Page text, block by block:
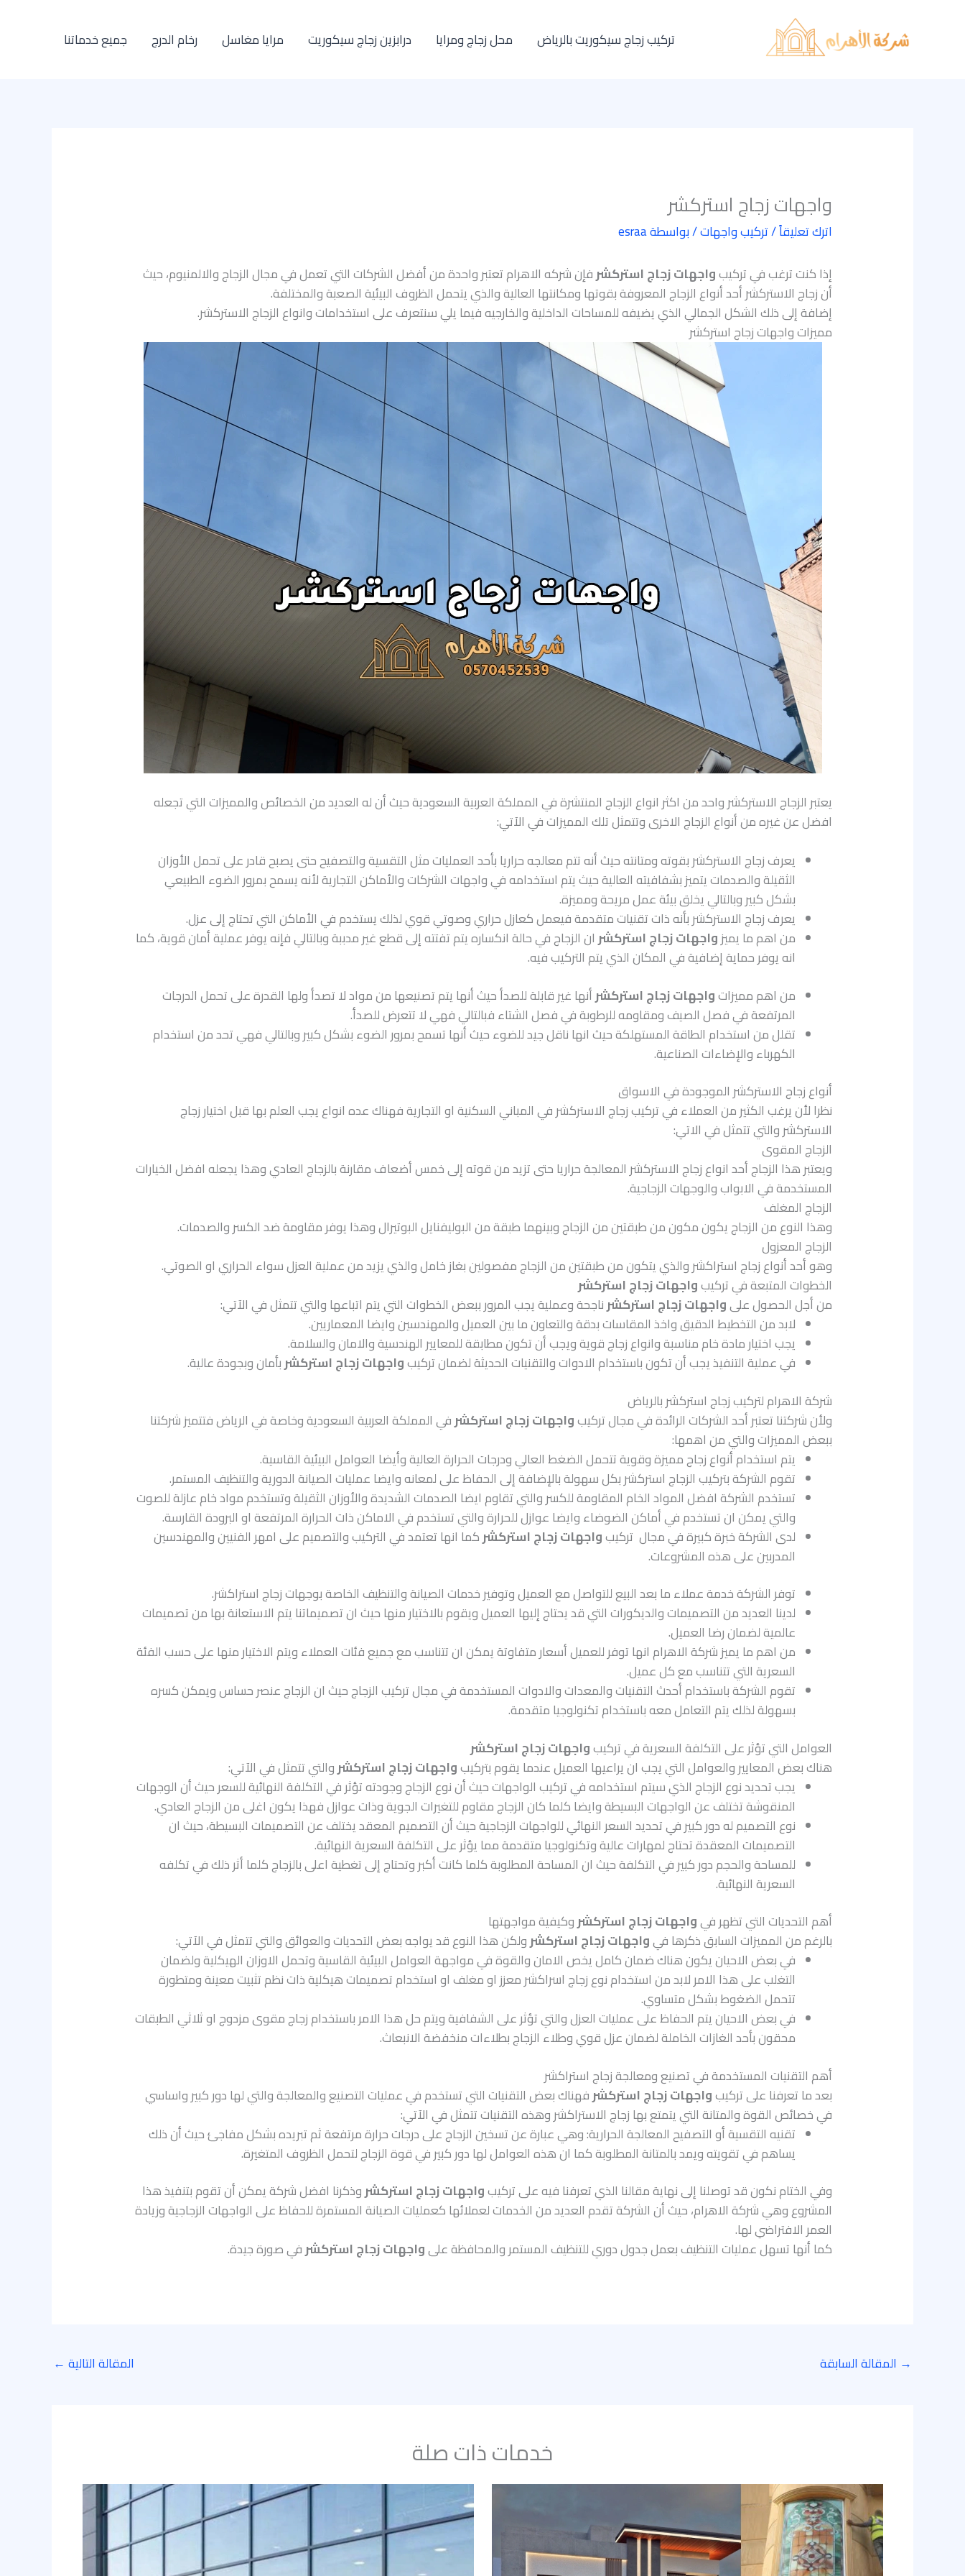
تركيب زجاج سيكوريت بالرياض محل زجاج ومرايا درابزين زجاج سيكوريت مرايا مغاسل رخام الدرج جميع خدماتنا
واجهات زجاج استركشر
اترك تعليقاً/تركيب واجهات/ بواسطةesraa
إذا كنت ترغب في تركيبواجهات زجاج استركشرفإن شركه الاهرام تعتبر واحدة من أفضل الشركات التي تعمل في مجال الزجاج والالمنيوم، حيث
أن زجاج الاستركشر أحد أنواع الزجاج المعروفة بقوتها ومكانتها العالية والذي يتحمل الظروف البيئية الصعبة والمختلفة.
إضافة إلى ذلك الشكل الجمالي الذي يضيفه للمساحات الداخلية والخارجيه فيما يلي سنتعرف على استخدامات وانواع الزجاج الاستركشر.
مميزات واجهات زجاج استركشر
يعتبر الزجاج الاستركشر واحد من اكثر انواع الزجاج المنتشرة في المملكة العربية السعودية حيث أن له العديد من الخصائص والمميزات التي تجعله
افضل عن غيره من أنواع الزجاج الاخرى وتتمثل تلك المميزات في الآتي:
يعرف زجاج الاستركشر بقوته ومتانته حيث أنه تتم معالجه حراريا بأحد العمليات مثل التقسية والتصفيح حتى يصبح قادر على تحمل الأوزان
الثقيلة والصدمات يتميز بشفافيته العالية حيث يتم استخدامه في واجهات الشركات والأماكن التجارية لأنه يسمح بمرور الضوء الطبيعي
بشكل كبير وبالتالي يخلق بيئة عمل مريحة ومميزة.
يعرف زجاج الاستركشر بأنه ذات تقنيات متقدمة فيعمل كعازل حراري وصوتي قوي لذلك يستخدم في الأماكن التي تحتاج إلى عزل.
من اهم ما يميزواجهات زجاج استركشران الزجاج في حالة انكساره يتم تفتته إلى قطع غير مدببة وبالتالي فإنه يوفر عملية أمان قوية، كما
انه يوفر حماية إضافية في المكان الذي يتم التركيب فيه.
من اهم مميزاتواجهات زجاج استركشرأنها غير قابلة للصدأ حيث أنها يتم تصنيعها من مواد لا تصدأ ولها القدرة على تحمل الدرجات
المرتفعة في فصل الصيف ومقاومه للرطوبة في فصل الشتاء فبالتالي فهي لا تتعرض للصدأ.
تقلل من استخدام الطاقة المستهلكة حيث انها ناقل جيد للضوء حيث أنها تسمح بمرور الضوء بشكل كبير وبالتالي فهي تحد من استخدام
الكهرباء والإضاءات الصناعية.
أنواع زجاج الاستركشر الموجودة في الاسواق
نظرا لأن يرغب الكثير من العملاء في تركيب زجاج الاستركشر في المباني السكنية او التجارية فهناك عده انواع يجب العلم بها قبل اختيار زجاج
الاستركشر والتي تتمثل في الاتي:
الزجاج المقوى
ويعتبر هذا الزجاج أحد انواع زجاج الاستركشر المعالجة حراريا حتى تزيد من قوته إلى خمس أضعاف مقارنة بالزجاج العادي وهذا يجعله افضل الخيارات
المستخدمة في الابواب والوجهات الزجاجية.
الزجاج المغلف
وهذا النوع من الزجاج يكون مكون من طبقتين من الزجاج وبينهما طبقة من البوليفنايل البوتيرال وهذا يوفر مقاومة ضد الكسر والصدمات.
الزجاج المعزول
وهو أحد أنواع زجاج استراكشر والذي يتكون من طبقتين من الزجاج مفصولين بغاز خامل والذي يزيد من عملية العزل سواء الحراري او الصوتي.
الخطوات المتبعة في تركيبواجهات زجاج استركشر
من أجل الحصول علىواجهات زجاج استركشرناجحة وعملية يجب المرور ببعض الخطوات التي يتم اتباعها والتي تتمثل في الآتي:
لابد من التخطيط الدقيق واخذ المقاسات بدقة والتعاون ما بين العميل والمهندسين وايضا المعماريين.
يجب اختيار مادة خام مناسبة وانواع زجاج قوية ويجب أن تكون مطابقة للمعايير الهندسية والامان والسلامة.
في عملية التنفيذ يجب أن تكون باستخدام الادوات والتقنيات الحديثة لضمان تركيبواجهات زجاج استركشربأمان وبجودة عالية.
شركة الاهرام لتركيب زجاج استركشر بالرياض
ولأن شركتنا تعتبر أحد الشركات الرائدة في مجال تركيبواجهات زجاج استركشرفي المملكة العربية السعودية وخاصة في الرياض فتتميز شركتنا
ببعض المميزات والتي من اهمها:
يتم استخدام أنواع زجاج مميزة وقوية تتحمل الضغط العالي ودرجات الحرارة العالية وأيضا العوامل البيئية القاسية.
تقوم الشركة بتركيب الزجاج استركشر بكل سهولة بالإضافة إلى الحفاظ على لمعانه وايضا عمليات الصيانة الدورية والتنظيف المستمر.
تستخدم الشركة افضل المواد الخام المقاومة للكسر والتي تقاوم ايضا الصدمات الشديدة والأوزان الثقيلة وتستخدم مواد خام عازلة للصوت
والتي يمكن ان تستخدم في أماكن الضوضاء وايضا عوازل للحرارة والتي تستخدم في الاماكن ذات الحرارة المرتفعة او البرودة القارسة.
لدى الشركة خبرة كبيرة في مجال تركيبواجهات زجاج استركشركما انها تعتمد في التركيب والتصميم على امهر الفنيين والمهندسين
المدربين على هذه المشروعات.
توفر الشركة خدمة عملاء ما بعد البيع للتواصل مع العميل وتوفير خدمات الصيانة والتنظيف الخاصة بوجهات زجاج استراكشر.
لدينا العديد من التصميمات والديكورات التي قد يحتاج إليها العميل ويقوم بالاختيار منها حيث ان تصميماتنا يتم الاستعانة بها من تصميمات
عالمية لضمان رضا العميل.
من اهم ما يميز شركة الاهرام انها توفر للعميل أسعار متفاوتة يمكن ان تتناسب مع جميع فئات العملاء ويتم الاختيار منها على حسب الفئة
السعرية التي تتناسب مع كل عميل.
تقوم الشركة باستخدام أحدث التقنيات والمعدات والادوات المستخدمة في مجال تركيب الزجاج حيث ان الزجاج عنصر حساس ويمكن كسره
بسهولة لذلك يتم التعامل معه باستخدام تكنولوجيا متقدمة.
العوامل التي تؤثر على التكلفة السعرية في تركيبواجهات زجاج استركشر
هناك بعض المعايير والعوامل التي يجب ان يراعيها العميل عندما يقوم بتركيبواجهات زجاج استركشروالتي تتمثل في الآتي:
يجب تحديد نوع الزجاج الذي سيتم استخدامه في تركيب الواجهات حيث أن نوع الزجاج وجودته تؤثر في التكلفة النهائية للسعر حيث أن الوجهات
المنقوشة تختلف عن الواجهات البسيطة وايضا كلما كان الزجاج مقاوم للتغيرات الجوية وذات عوازل فهذا يكون اغلى من الزجاج العادي.
نوع التصميم له دور كبير في تحديد السعر النهائي للواجهات الزجاجية حيث أن التصميم المعقد يختلف عن التصميمات البسيطة، حيث ان
التصميمات المعقدة تحتاج لمهارات عالية وتكنولوجيا متقدمة مما يؤثر على التكلفة السعرية النهائية.
للمساحة والحجم دور كبير في التكلفة حيث ان المساحة المطلوبة كلما كانت أكبر وتحتاج إلى تغطية اعلى بالزجاج كلما أثر ذلك في تكلفه
السعرية النهائية.
أهم التحديات التي تظهر فيواجهات زجاج استركشروكيفية مواجهتها
بالرغم من المميزات السابق ذكرها فيواجهات زجاج استركشرولكن هذا النوع قد يواجه بعض التحديات والعوائق والتي تتمثل في الآتي:
في بعض الاحيان يكون هناك ضمان كامل يخص الامان والقوة في مواجهة العوامل البيئية القاسية وتحمل الاوزان الهيكلية ولضمان
التغلب على هذا الامر لابد من استخدام نوع زجاج اسراكشر معزز او مغلف او استخدام تصميمات هيكلية ذات نظم تثبيت معينة ومتطورة
تتحمل الضغوط بشكل متساوي.
في بعض الاحيان يتم الحفاظ على عمليات العزل والتي تؤثر على الشفافية ويتم حل هذا الامر باستخدام زجاج مقوى مزدوج او ثلاثي الطبقات
محقون بأحد الغازات الخاملة لضمان عزل قوي وطلاء الزجاج بطلاءات منخفضة الانبعاث.
أهم التقنيات المستخدمة في تصنيع ومعالجة زجاج استراكشر
بعد ما تعرفنا على تركيبواجهات زجاج استركشرفهناك بعض التقنيات التي تستخدم في عمليات التصنيع والمعالجة والتي لها دور كبير واساسي
في خصائص القوة والمتانة التي يتمتع بها زجاج الاستراكشر وهذه التقنيات تتمثل في الآتي:
تقنيه التقسية أو التصفيح المعالجة الحرارية: وهي عبارة عن تسخين الزجاج على درجات حرارة مرتفعة ثم تبريده بشكل مفاجئ حيث أن ذلك
يساهم في تقويته ويمد بالمتانة المطلوبة كما ان هذه العوامل لها دور كبير في قوة الزجاج لتحمل الظروف المتغيرة.
وفي الختام نكون قد توصلنا إلى نهاية مقالنا الذي تعرفنا فيه على تركيبواجهات زجاج استركشروذكرنا افضل شركة يمكن أن تقوم بتنفيذ هذا
المشروع وهي شركة الاهرام، حيث أن الشركة تقدم العديد من الخدمات لعملائها كعمليات الصيانة المستمرة للحفاظ على الواجهات الزجاجية وزيادة
العمر الافتراضي لها.
كما أنها تسهل عمليات التنظيف بعمل جدول دوري للتنظيف المستمر والمحافظة علىواجهات زجاج استركشرفي صورة جيدة.
→ المقالة السابقة المقالة التالية ←
خدمات ذات صلة